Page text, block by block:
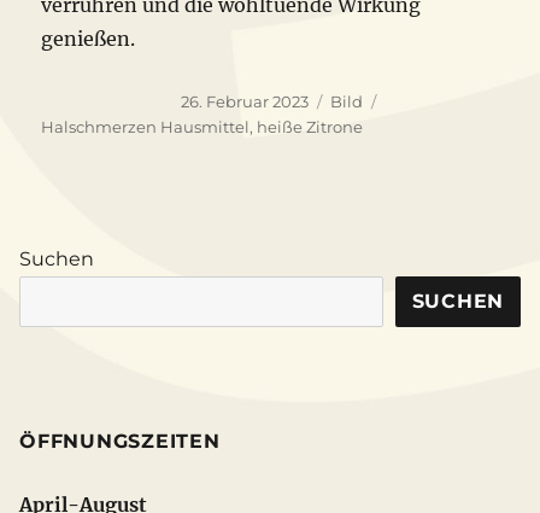
genießen.
Veröffentlicht
am
26. Februar 2023 Format
Bild
Halschmerzen Hausmittel, heiße Zitrone
Suchen
SUCHEN
ÖFFNUNGSZEITEN
April-August